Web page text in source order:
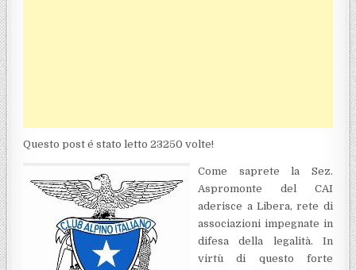
Questo post é stato letto 23250 volte!
Come saprete la Sez.
Aspromonte del CAI
aderisce a Libera, rete di
associazioni impegnate in
difesa della legalità. In
virtù di questo forte